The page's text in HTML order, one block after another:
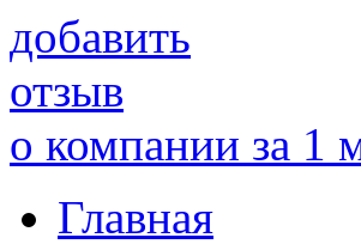
добавить
отзыв
о компании за 1
Главная